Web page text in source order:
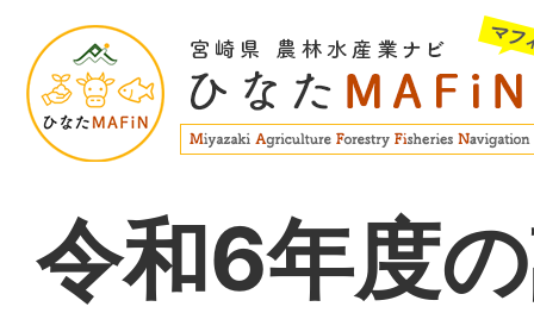
令和6年度